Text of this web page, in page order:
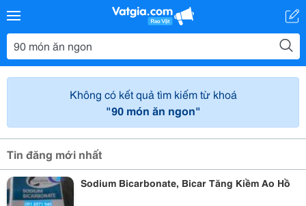
Không có kết quả tìm kiếm từ khoá
"90 món ăn ngon"
Tin đăng mới nhất
Sodium Bicarbonate, Bicar Tăng Kiềm Ao Hồ